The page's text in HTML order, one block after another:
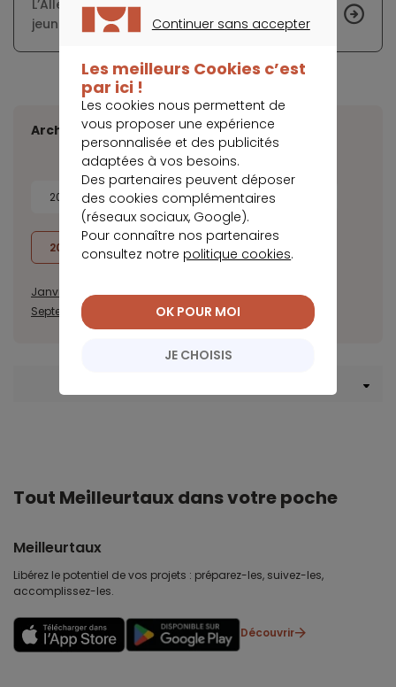
L’Allemagne s’inquiète de l’endettement des
jeunes à cause du paiement fractionné
Archives
2026 2025 2024
2022 2020
Janvier Février Mars Avril Mai Juin Juillet Août
Septembre
Novembre Décembre
Tout Meilleurtaux dans votre poche
Meilleurtaux
Libérez le potentiel de vos projets : préparez-les, suivez-les,
accomplissez-les.
Découvrir
Continuer sans accepter
Les meilleurs Cookies c’est
par ici !
Les cookies nous permettent de
vous proposer une expérience
personnalisée et des publicités
adaptées à vos besoins.
Des partenaires peuvent déposer
des cookies complémentaires
(réseaux sociaux, Google).
Pour connaître nos partenaires
consultez notre politique cookies.
JE CHOISIS
OK POUR MOI